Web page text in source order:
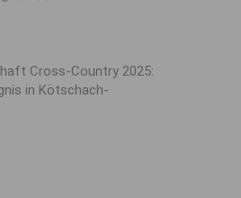
Cross-Country 2025:
in Kötschach-